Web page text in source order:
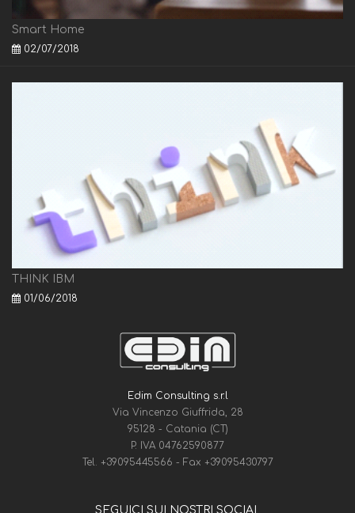
Smart Home
02/07/2018
THINK IBM
01/06/2018
Edim Consulting s.r.l
Via Vincenzo Giuffrida, 28
95128 - Catania (CT)
P. IVA 04762590877
Tel. +39095445566 - Fax +39095430797
SEGUICI SUI NOSTRI SOCIAL